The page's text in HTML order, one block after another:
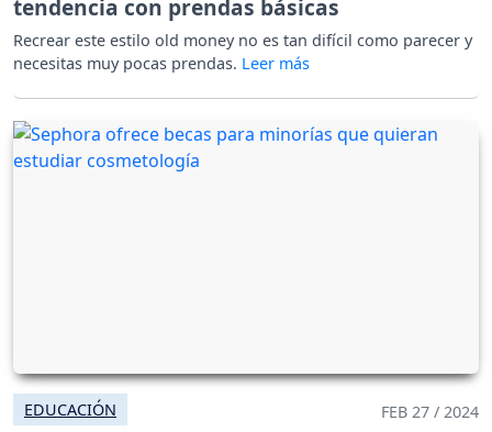
tendencia con prendas básicas
Recrear este estilo old money no es tan difícil como parecer y
necesitas muy pocas prendas.
EDUCACIÓN FEB 27 / 2024